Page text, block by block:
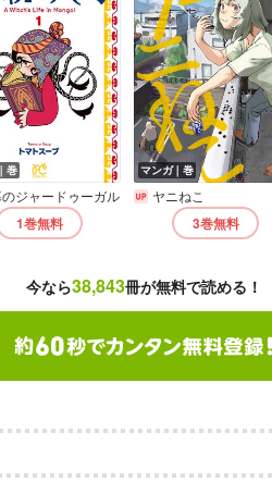
巻
ジャードゥーガル
1巻無料
マンガ｜巻
ヤニねこ
3巻無料
今なら38,843冊が無料で読める！